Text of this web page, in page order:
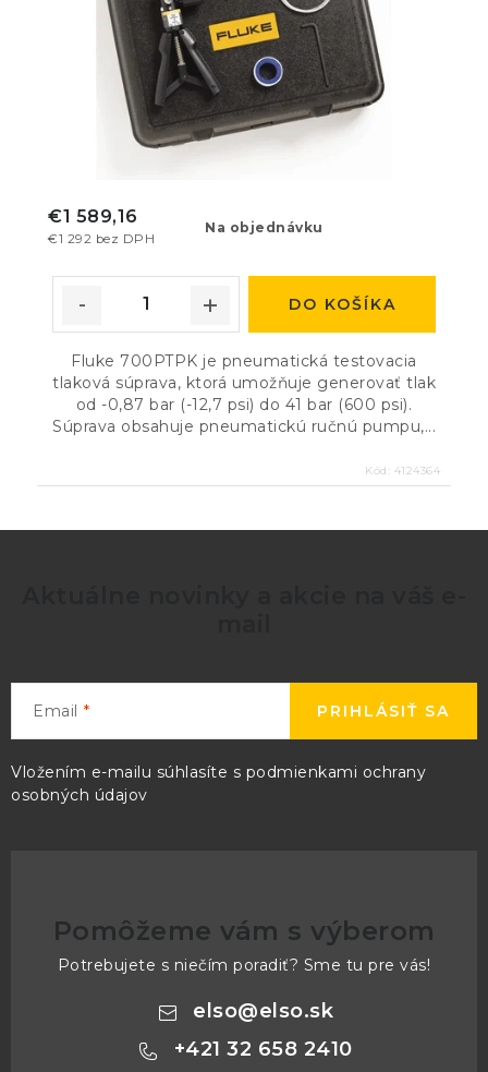
Na objednávku
€1 292 bez DPH
€1 589,16
DO KOŠÍKA
Fluke 700PTPK je pneumatická testovacia
tlaková súprava, ktorá umožňuje generovať tlak
od -0,87 bar (-12,7 psi) do 41 bar (600 psi).
Súprava obsahuje pneumatickú ručnú pumpu,...
Kód: 4124364
Email
Vložením e-mailu súhlasíte s podmienkami ochrany
osobných údajov
PRIHLÁSIŤ SA
Pomôžeme vám s výberom
Potrebujete s niečím poradiť? Sme tu pre vás!
elso@elso.sk
+421 32 658 2410